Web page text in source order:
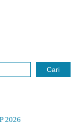
Cari
2026